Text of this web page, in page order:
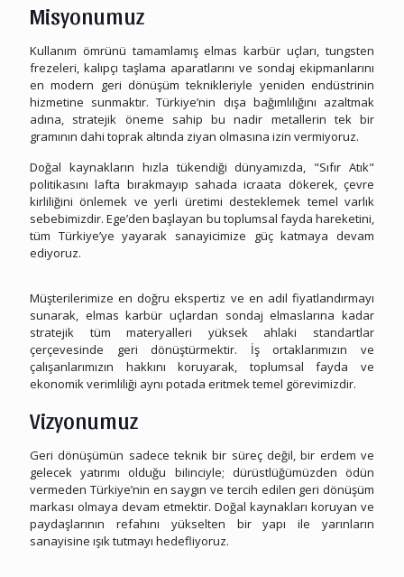
Misyonumuz
Kullanım ömrünü tamamlamış elmas karbür uçları, tungsten
frezeleri, kalıpçı taşlama aparatlarını ve sondaj ekipmanlarını
en modern geri dönüşüm teknikleriyle yeniden endüstrinin
hizmetine sunmaktır. Türkiye’nin dışa bağımlılığını azaltmak
adına, stratejik öneme sahip bu nadir metallerin tek bir
gramının dahi toprak altında ziyan olmasına izin vermiyoruz.
Doğal kaynakların hızla tükendiği dünyamızda, "Sıfır Atık"
politikasını lafta bırakmayıp sahada icraata dökerek, çevre
kirliliğini önlemek ve yerli üretimi desteklemek temel varlık
sebebimizdir. Ege’den başlayan bu toplumsal fayda hareketini,
tüm Türkiye’ye yayarak sanayicimize güç katmaya devam
ediyoruz.
Müşterilerimize en doğru ekspertiz ve en adil fiyatlandırmayı
sunarak, elmas karbür uçlardan sondaj elmaslarına kadar
stratejik tüm materyalleri yüksek ahlaki standartlar
çerçevesinde geri dönüştürmektir. İş ortaklarımızın ve
çalışanlarımızın hakkını koruyarak, toplumsal fayda ve
ekonomik verimliliği aynı potada eritmek temel görevimizdir.
Vizyonumuz
Geri dönüşümün sadece teknik bir süreç değil, bir erdem ve
gelecek yatırımı olduğu bilinciyle; dürüstlüğümüzden ödün
vermeden Türkiye’nin en saygın ve tercih edilen geri dönüşüm
markası olmaya devam etmektir. Doğal kaynakları koruyan ve
paydaşlarının refahını yükselten bir yapı ile yarınların
sanayisine ışık tutmayı hedefliyoruz.